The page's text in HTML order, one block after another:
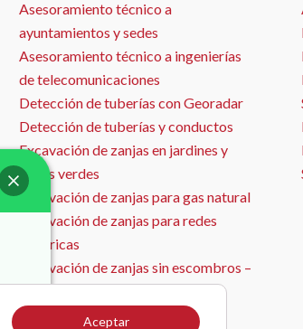
Asesoramiento técnico a
ayuntamientos y sedes
Asesoramiento técnico a ingenierías
de telecomunicaciones
Detección de tuberías con Georadar
Detección de tuberías y conductos
Excavación de zanjas en jardines y
zonas verdes
Excavación de zanjas para gas natural
Excavación de zanjas para redes
eléctricas
Excavación de zanjas sin escombros –
Instalación de sensores
Aceptar